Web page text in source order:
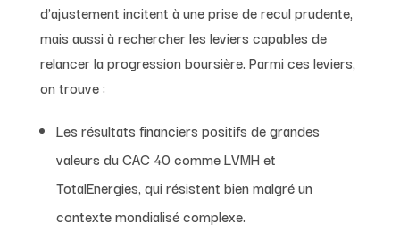
d’ajustement incitent à une prise de recul prudente,
mais aussi à rechercher les leviers capables de
relancer la progression boursière. Parmi ces leviers,
on trouve :
Les résultats financiers positifs de grandes
valeurs du CAC 40 comme LVMH et
TotalEnergies, qui résistent bien malgré un
contexte mondialisé complexe.